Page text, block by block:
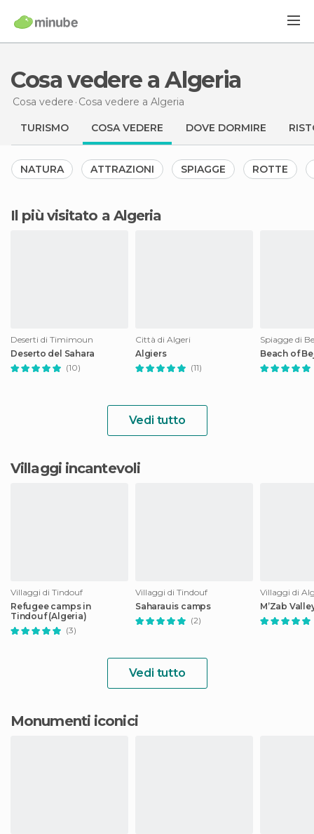
Cosa vedere a Algeria
Cosa vedere Cosa vedere a Algeria
TURISMO COSA VEDERE DOVE DORMIRE
NATURA ATTRAZIONI SPIAGGE ROTTE
Il più visitato a Algeria
Deserti di Timimoun
Deserto del Sahara
(10)
Città di Algeri
Algiers
(11)
Spiagge di
Beach of
Vedi tutto
Villaggi incantevoli
Villaggi di Tindouf
Refugee camps in
Tindouf (Algeria)
(3)
Villaggi di Tindouf
Saharauis camps
(2)
Villaggi di
M’Zab
Vedi tutto
Monumenti iconici